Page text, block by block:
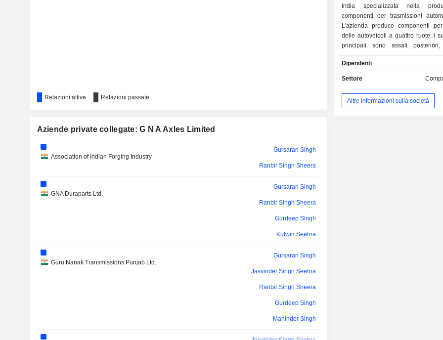
Relazioni attive Relazioni passate
Aziende private collegate: G N A Axles Limited
Association of Indian Forging Industry
Gursaran Singh
Ranbir Singh Sheera
GNA Duraparts Ltd.
Gursaran Singh
Ranbir Singh Sheera
Gurdeep Singh
Kulwin Seehra
Guru Nanak Transmissions Punjab Ltd.
Gursaran Singh
Jasvinder Singh Seehra
Ranbir Singh Sheera
Gurdeep Singh
Maninder Singh
India specializzata nella
componenti per trasmissioni
L'azienda produce componenti
delle autoveicoli a quattro ruote; i
principali sono assali
automobilistici destinati alla vendita
nazionale ed estero. Le categorie
autovetture, veicoli fuoristrada e
flangia. L'azienda dispone di
Dipendenti
Settore
Altre informazioni sulla società